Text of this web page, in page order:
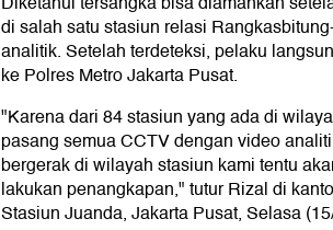
di salah satu stasiun relasi
analitik. Setelah terdeteksi, pelaku
ke Polres Metro Jakarta Pusat.
"Karena dari 84 stasiun yang ada di
pasang semua CCTV dengan video
bergerak di wilayah stasiun kami tentu
lakukan penangkapan," tutur Rizal di
Stasiun Juanda, Jakarta Pusat, Selasa